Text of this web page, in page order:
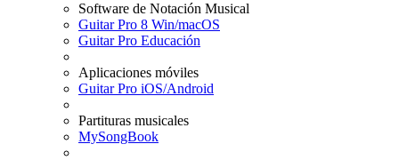
Software de Notación Musical
Guitar Pro 8 Win/macOS
Guitar Pro Educación
Aplicaciones móviles
Guitar Pro iOS/Android
Partituras musicales
MySongBook